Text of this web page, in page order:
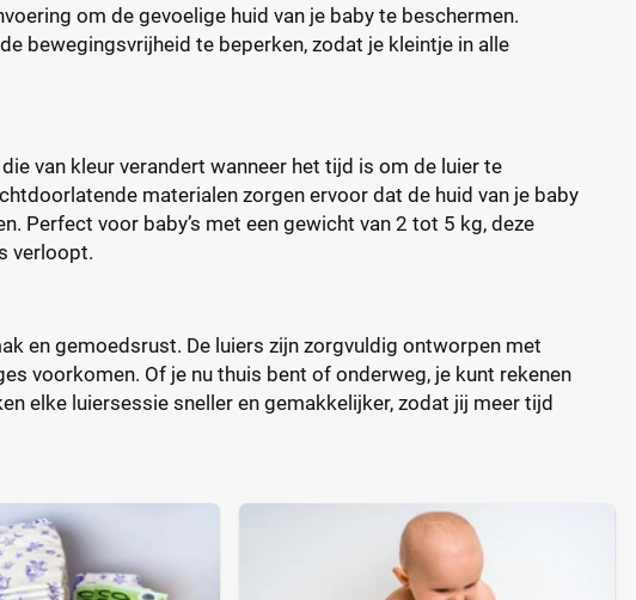
om de gevoelige huid van je baby te beschermen.
bewegingsvrijheid te beperken, zodat je kleintje in alle
van kleur verandert wanneer het tijd is om de luier te
materialen zorgen ervoor dat de huid van je baby
Perfect voor baby’s met een gewicht van 2 tot 5 kg, deze
verloopt.
en gemoedsrust. De luiers zijn zorgvuldig ontworpen met
voorkomen. Of je nu thuis bent of onderweg, je kunt rekenen
elke luiersessie sneller en gemakkelijker, zodat jij meer tijd